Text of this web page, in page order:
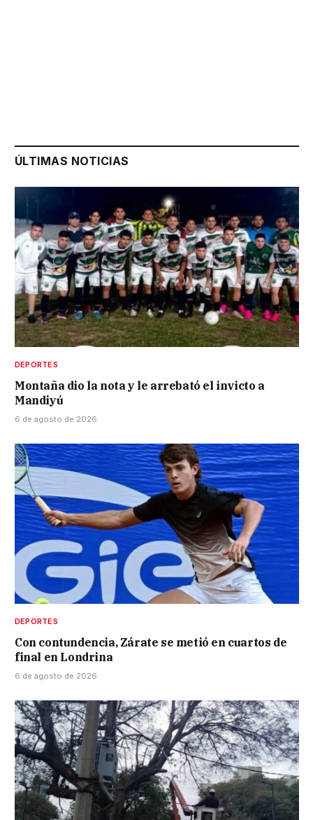
ÚLTIMAS NOTICIAS
DEPORTES
Montaña dio la nota y le arrebató el invicto a
Mandiyú
6 de agosto de 2026
DEPORTES
Con contundencia, Zárate se metió en cuartos de
final en Londrina
6 de agosto de 2026